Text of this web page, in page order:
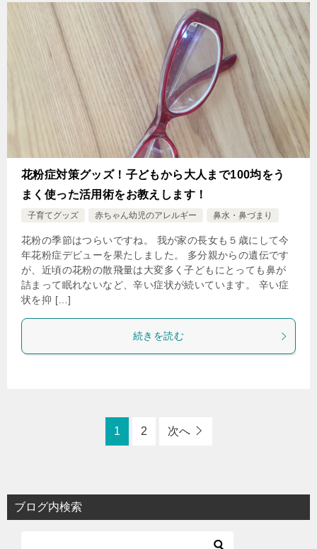
花粉症対策グッズ！子どもから大人まで100均をう
まく使った活用術をお教えします！
子育てグッズ 赤ちゃん幼児のアレルギー 鼻水・鼻づまり
花粉の季節はつらいですね。 我が家の長女も５歳にして今
年花粉症デビューを果たしました。 多分親からの遺伝です
が、近頃の花粉の散飛量は大変多く子どもにとっても鼻が
詰まって眠れないなど、辛い症状が続いています。 辛い症
状を抑 […]
続きを読む
1 2 次へ
ブログ内検索